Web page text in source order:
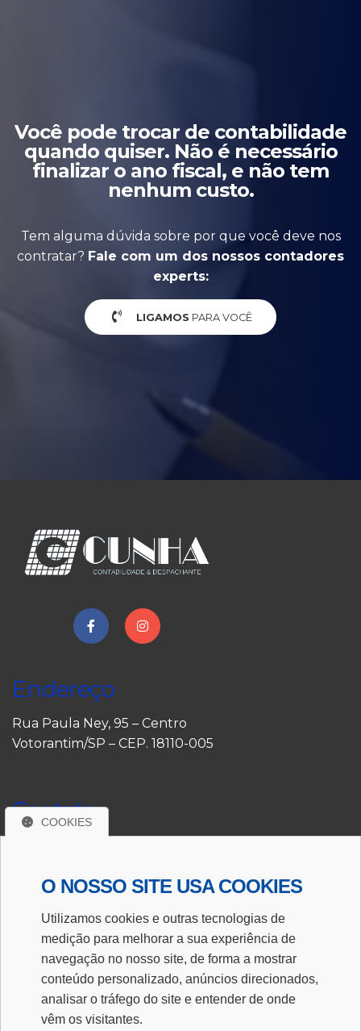
Você pode trocar de contabilidade
quando quiser. Não é necessário
finalizar o ano fiscal, e não tem
nenhum custo.
Tem alguma dúvida sobre por que você deve nos
contratar? Fale com um dos nossos contadores
experts:
LIGAMOS PARA VOCÊ
Endereço
Rua Paula Ney, 95 – Centro
Votorantim/SP – CEP. 18110-005
Contato
(15) 3243-2847
E-mail
financeiro@escritoriocunha.com.br
CRC/2SP 023824/O-8
COOKIES
O NOSSO SITE USA COOKIES
Utilizamos cookies e outras tecnologias de
medição para melhorar a sua experiência de
navegação no nosso site, de forma a mostrar
conteúdo personalizado, anúncios direcionados,
analisar o tráfego do site e entender de onde
vêm os visitantes.